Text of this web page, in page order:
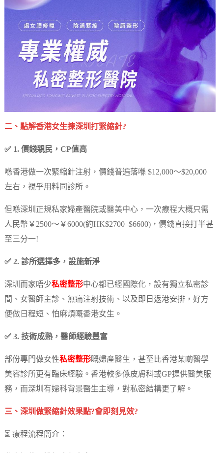
二、點解香港女生揀深圳打緊縮針?
✅ 1. 價錢親民，CP值高
喺香港做一次緊縮針注射，價錢普遍落喺 $12,000～$20,000
左右，視乎用料同診所。
但喺深圳正規私家婦產醫院或醫美中心，一次療程大概只需
人民幣￥2500～￥6000(約HK$2700–$6600)，價錢直接打半甚
至三分一!
✅ 2. 診所選擇多，設施新淨
深圳而家唔少私密整形中心都已經國際化，設有獨立私密診
間、女醫師主診、無痛注射技術、以及即日返港安排，好方
便做日程短、怕麻煩嘅香港女生。
✅ 3. 技術成熟，醫師經驗豐富
部份專門做女性私密整形嘅婦產醫生，甚至比香港某啲醫學
美容診所更有臨床經驗。香港較多係皮膚科或GP提供醫美服
務，而深圳有婦科背景醫生主導，對私密結構更了解。
三、深圳做緊縮針效果點?會即刻見效?
⏳ 療程流程簡介：